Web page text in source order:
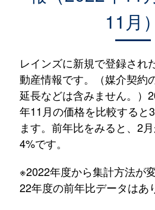
11月）
レインズに新規で登録され
動産情報です。（媒介契約
延長などは含みません。）
年11月の価格を比較すると
ます。前年比をみると、2
4%です。
※2022年度から集計方法が
22年度の前年比データはあ